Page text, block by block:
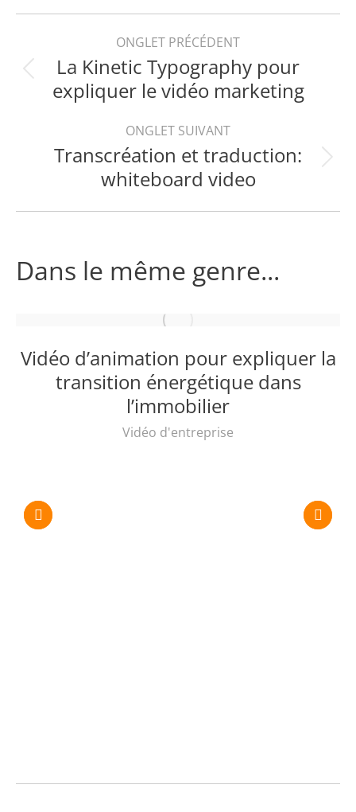
X
FacebookLinkedInWhatsApp
Navigation
de
commentaire
ONGLET PRÉCÉDENT
Onglet
précédent
La Kinetic Typography pour
expliquer le vidéo marketing
ONGLET SUIVANT
Projets
similaires
Transcréation et traduction:
whiteboard video
Dans le même genre...
Vidéo d’animation pour expliquer la
transition énergétique dans
l’immobilier
Vidéo d'entreprise